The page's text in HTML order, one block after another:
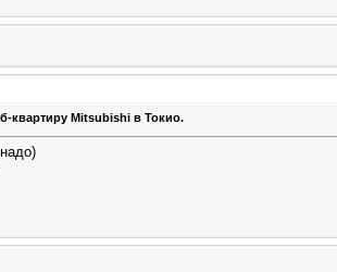
квартиру Mitsubishi в Токио.